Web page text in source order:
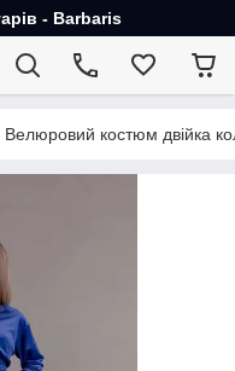
- Barbaris
Велюровий костюм двійка